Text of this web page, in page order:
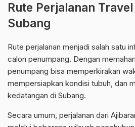
Rute Perjalanan
Subang
Rute perjalanan menjadi salah satu
calon penumpang. Dengan
penumpang bisa memperkirakan
mempersiapkan kondisi tubuh, dan
kedatangan di Subang.
Secara umum, perjalanan dari